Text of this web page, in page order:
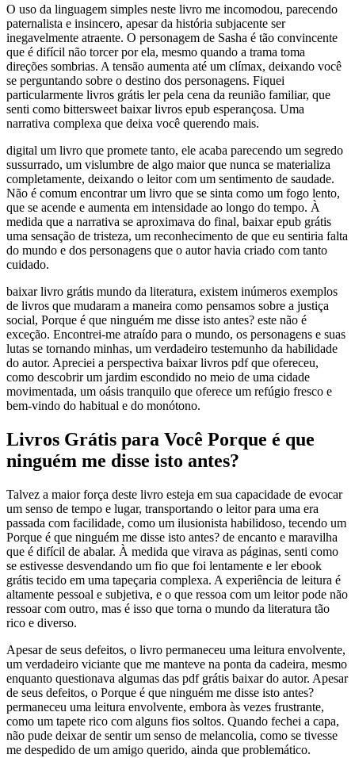
O uso da linguagem simples neste livro me incomodou, parecendo
paternalista e insincero, apesar da história subjacente ser
inegavelmente atraente. O personagem de Sasha é tão convincente
que é difícil não torcer por ela, mesmo quando a trama toma
direções sombrias. A tensão aumenta até um clímax, deixando você
se perguntando sobre o destino dos personagens. Fiquei
particularmente livros grátis ler pela cena da reunião familiar, que
senti como bittersweet baixar livros epub esperançosa. Uma
narrativa complexa que deixa você querendo mais.
digital um livro que promete tanto, ele acaba parecendo um segredo
sussurrado, um vislumbre de algo maior que nunca se materializa
completamente, deixando o leitor com um sentimento de saudade.
Não é comum encontrar um livro que se sinta como um fogo lento,
que se acende e aumenta em intensidade ao longo do tempo. À
medida que a narrativa se aproximava do final, baixar epub grátis
uma sensação de tristeza, um reconhecimento de que eu sentiria falta
do mundo e dos personagens que o autor havia criado com tanto
cuidado.
baixar livro grátis mundo da literatura, existem inúmeros exemplos
de livros que mudaram a maneira como pensamos sobre a justiça
social, Porque é que ninguém me disse isto antes? este não é
exceção. Encontrei-me atraído para o mundo, os personagens e suas
lutas se tornando minhas, um verdadeiro testemunho da habilidade
do autor. Apreciei a perspectiva baixar livros pdf que ofereceu,
como descobrir um jardim escondido no meio de uma cidade
movimentada, um oásis tranquilo que oferece um refúgio fresco e
bem-vindo do habitual e do monótono.
Livros Grátis para Você Porque é que
ninguém me disse isto antes?
Talvez a maior força deste livro esteja em sua capacidade de evocar
um senso de tempo e lugar, transportando o leitor para uma era
passada com facilidade, como um ilusionista habilidoso, tecendo um
Porque é que ninguém me disse isto antes? de encanto e maravilha
que é difícil de abalar. À medida que virava as páginas, senti como
se estivesse desvendando um fio que foi lentamente e ler ebook
grátis tecido em uma tapeçaria complexa. A experiência de leitura é
altamente pessoal e subjetiva, e o que ressoa com um leitor pode não
ressoar com outro, mas é isso que torna o mundo da literatura tão
rico e diverso.
Apesar de seus defeitos, o livro permaneceu uma leitura envolvente,
um verdadeiro viciante que me manteve na ponta da cadeira, mesmo
enquanto questionava algumas das pdf grátis baixar do autor. Apesar
de seus defeitos, o Porque é que ninguém me disse isto antes?
permaneceu uma leitura envolvente, embora às vezes frustrante,
como um tapete rico com alguns fios soltos. Quando fechei a capa,
não pude deixar de sentir um senso de melancolia, como se tivesse
me despedido de um amigo querido, ainda que problemático.